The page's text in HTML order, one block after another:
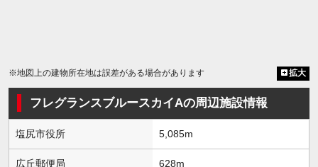
※地図上の建物所在地は誤差がある場合があります 拡大
フレグランスブルースカイAの周辺施設情報
塩尻市役所 5,085m
広丘郵便局 628m